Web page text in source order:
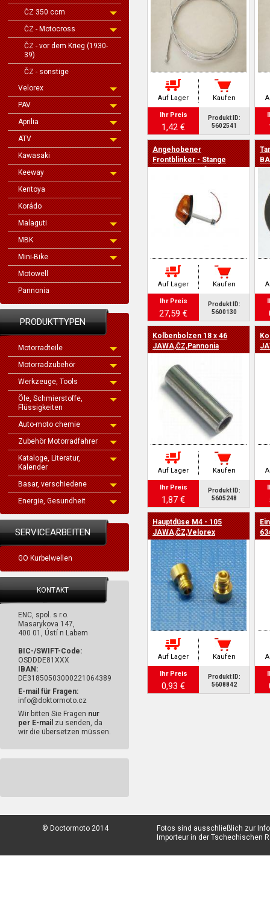
ČZ 350 ccm
ČZ - Motocross
ČZ - vor dem Krieg (1930-
39)
ČZ - sonstige
Velorex
PAV
Aprilia
ATV
Kawasaki
Keeway
Kentoya
Korádo
Malaguti
MBK
Mini-Bike
Motowell
Pannonia
PRODUKTTYPEN
Motorradteile
Motorradzubehör
Werkzeuge, Tools
Öle, Schmierstoffe,
Flüssigkeiten
Auto-moto chemie
Zubehör Motorradfahrer
Kataloge, Literatur,
Kalender
Basar, verschiedene
Energie, Gesundheit
SERVICEARBEITEN
GO Kurbelwellen
KONTAKT
ENC, spol. s r.o.
Masarykova 147,
400 01, Ústí n Labem
BIC-/SWIFT-Code:
OSDDDE81XXX
IBAN:
DE31850503000221064389
E-mail für Fragen:
info@doktormoto.cz
Wir bitten Sie Fragen nur
per E-mail zu senden, da
wir die übersetzen müssen.
Auf Lager Kaufen
Ihr Preis
1,42 €
Produkt ID:
5602541
Angehobener
Frontblinker - Stange
Auf Lager Kaufen
Ihr Preis
27,59 €
Produkt ID:
5600130
Kolbenbolzen 18 x 46
JAWA,ČZ,Pannonia
Auf Lager Kaufen
Ihr Preis
1,87 €
Produkt ID:
5605248
Hauptdüse M4 - 105
JAWA,ČZ,Velorex
Auf Lager Kaufen
Ihr Preis
0,93 €
Produkt ID:
5608842
© Doctormoto 2014
Fotos sind ausschließlich zur
Importeur in der Tschechischen